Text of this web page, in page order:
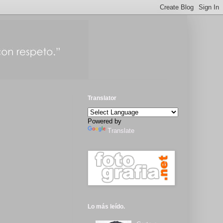
Translator
Powered by
Translate
Lo más leído.